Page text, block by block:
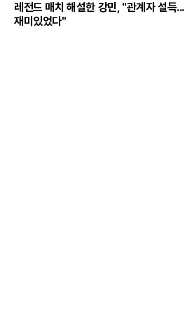
레전드 매치 해설한 강민, "관계자 설득...
재미있었다"